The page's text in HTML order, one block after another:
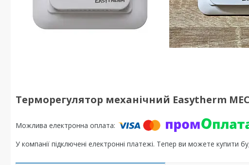
Терморегулятор механічний Easytherm
У компанії підключені електронні платежі. Тепер ви можете купити